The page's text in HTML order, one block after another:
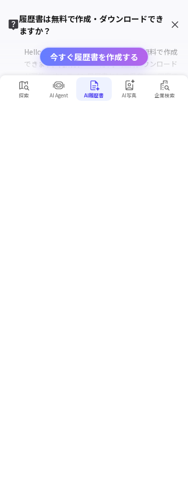
今すぐ履歴書を作成する
履歴書は無料で作成・ダウンロードでき
ますか？
HelloBossでは履歴書・職務経歴書を無料で作成
できます。完成後はPDF形式で無料ダウンロード
が可能。オンライン履歴書として保存し、何度で
も編集・再ダウンロードいただけます。
探索 AI Agent AI履歴書 AI写真 企業検索